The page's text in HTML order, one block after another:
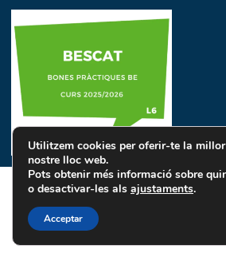
Avís LegalPolítica de Privacitat
Utilitzem cookies per oferir-te la
nostre lloc web.
Pots obtenir més informació sobre
o desactivar-les als ajustaments.
Acceptar